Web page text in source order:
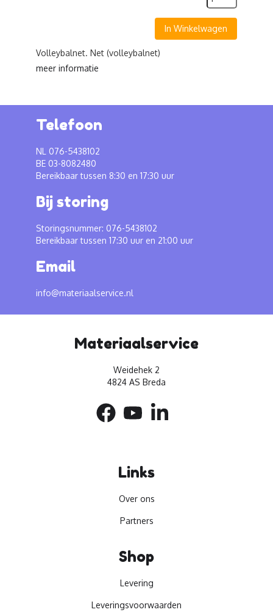
In Winkelwagen
Volleybalnet. Net (volleybalnet)
meer informatie
Telefoon
NL 076-5438102
BE 03-8082480
Bereikbaar tussen 8:30 en 17:30 uur
Bij storing
Storingsnummer: 076-5438102
Bereikbaar tussen 17:30 uur en 21:00 uur
Email
info@materiaalservice.nl
Materiaalservice
Weidehek 2
4824 AS Breda
Links
Over ons
Partners
Shop
Levering
Leveringsvoorwaarden